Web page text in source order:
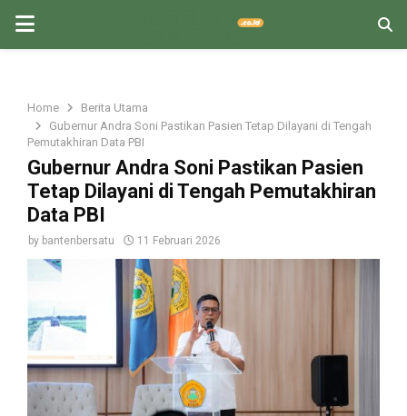
PRIMARY
Home
Berita Utama
Gubernur Andra Soni Pastikan Pasien Tetap Dilayani di Tengah
Pemutakhiran Data PBI
Gubernur Andra Soni Pastikan Pasien
Tetap Dilayani di Tengah Pemutakhiran
Data PBI
by bantenbersatu 11 Februari 2026